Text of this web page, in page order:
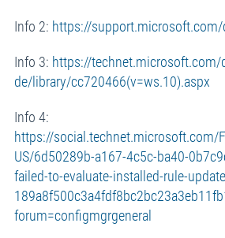
Info 2: https://
Info 3: https://technet.microsoft.com/
de/library/cc720466(v=ws.10).aspx
Info 4:
https://social.technet.microsoft.com/
US/6d50289b-a167-4c5c-ba40-
failed-to-evaluate-installed-rule-
forum=configmgrgeneral